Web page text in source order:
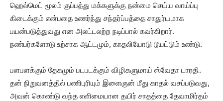
ஹெல்மெட் மூலம் குப்பத்து மக்களுக்கு நன்மை செய்ய வாய்ப்பு
கிடைக்கும் என்பதை உணர்ந்து சந்தர்ப்பத்தை சாதுர்யமாக
பயன்படுத்துவது என அலட்டலற்ற நடிப்பால் கவர்கிறார்.
நண்பர்களோடு உற்சாக ஆட்டமும், காதலியோடு டூயட்டும் உண்டு.
பளபளக்கும் தேகமும் படபடக்கும் விழிகளுமாய் ஸ்வேதா டாரதி.
தன் நிறுவனத்தில் பணிபுரியும் இளைஞன் மீது காதல் வசப்படுவது,
அவன் கொண்டு வந்த எளிமையான தயிர் சாதத்தை தேவாமிர்தம்